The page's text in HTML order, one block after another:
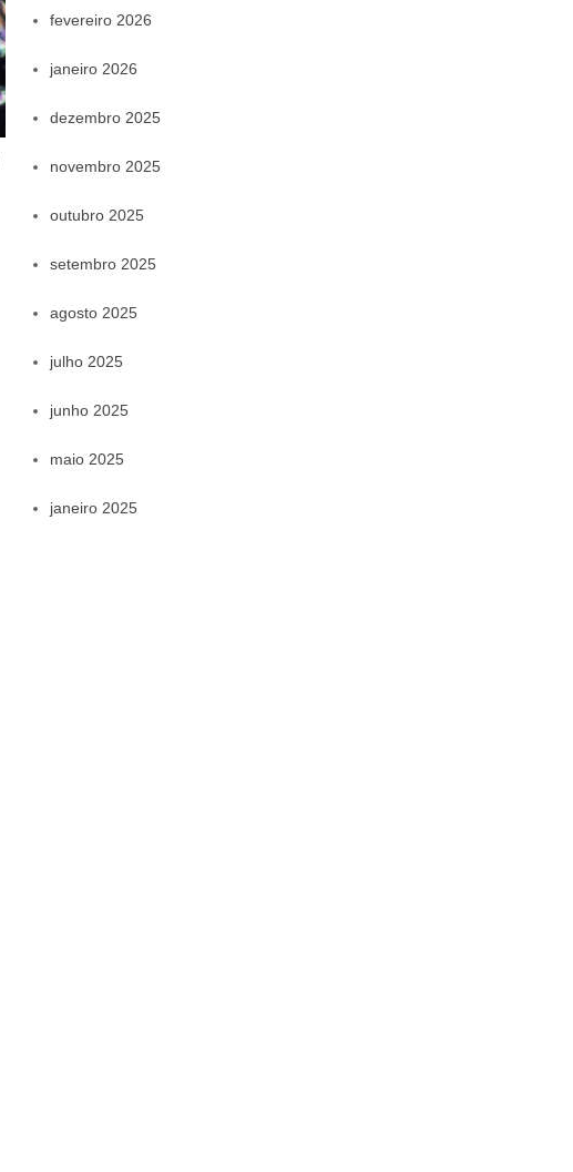
fevereiro 2026
janeiro 2026
dezembro 2025
novembro 2025
outubro 2025
setembro 2025
agosto 2025
julho 2025
junho 2025
maio 2025
janeiro 2025